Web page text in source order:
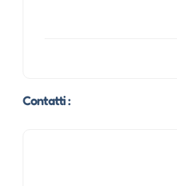
Contatti :